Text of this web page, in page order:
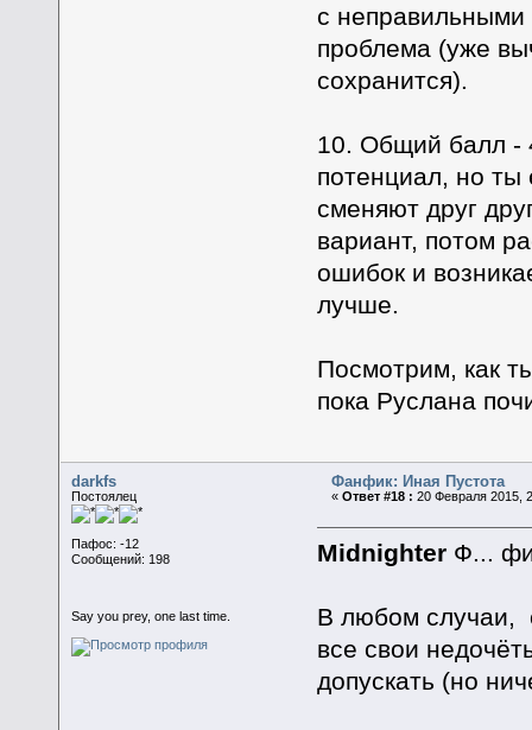
с неправильными
проблема (уже
сохранится).
10. Общий балл -
потенциал, но ты
сменяют друг
вариант, потом
ошибок и
лучше.
Посмотрим, как
пока Руслана
darkfs
Постоялец
Пафос: -12
Сообщений: 198
Say you prey, one last time.
Фанфик: Иная Пустота
«Ответ #18 : 20 Февраля 2015,
MidnighterФ...
В любом случаи,
все свои
допускать (но